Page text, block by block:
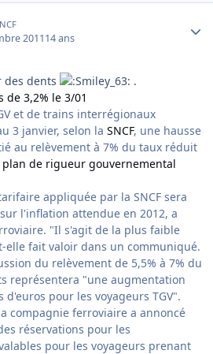
201114 ans
des dents
.
de 3,2% le 3/01
et de trains interrégionaux
3 janvier, selon la SNCF, une hausse
au relèvement à 7% du taux réduit
plan de rigueur gouvernemental
appliquée par la SNCF sera
l'inflation attendue en 2012, a
"Il s'agit de la plus faible
elle fait valoir dans un communiqué.
du relèvement de 5,5% à 7% du
représentera "une augmentation
d'euros pour les voyageurs TGV".
compagnie ferroviaire a annoncé
réservations pour les
pour les voyageurs prenant